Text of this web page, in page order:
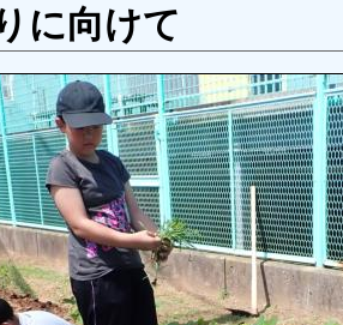
に向けて